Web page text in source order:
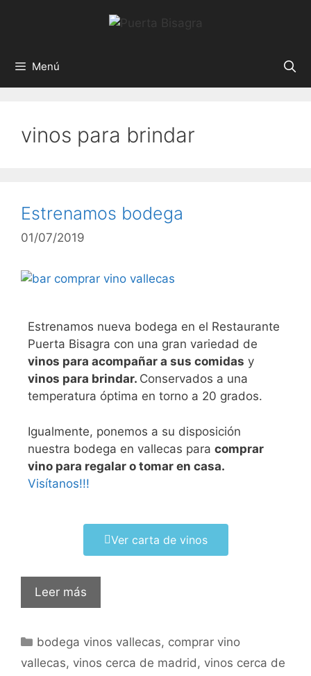
Menú
vinos para brindar
Estrenamos bodega
01/07/2019
Estrenamos nueva bodega en el Restaurante
Puerta Bisagra con una gran variedad de
vinos para acompañar a sus comidas y
vinos para brindar. Conservados a una
temperatura óptima en torno a 20 grados.
Igualmente, ponemos a su disposición
nuestra bodega en vallecas para comprar
vino para regalar o tomar en casa.
Visítanos!!!
Ver carta de vinos
Leer más
bodega vinos vallecas, comprar vino
vallecas, vinos cerca de madrid, vinos cerca de